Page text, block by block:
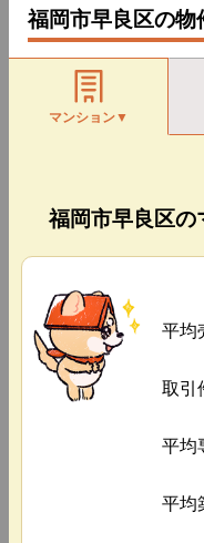
福岡市早良区の
マンション▼
福岡市早良区の
平均
取引
平均
平均